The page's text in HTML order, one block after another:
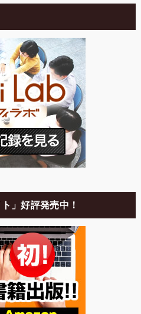
」好評発売中！